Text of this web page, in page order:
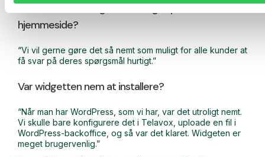
Hvorfor har du brug for en widget på din
hjemmeside?
“Vi vil gerne gøre det så nemt som muligt for alle kunder at
få svar på deres spørgsmål hurtigt.”
Var widgetten nem at installere?
“Når man har WordPress, som vi har, var det utroligt nemt.
Vi skulle bare konfigurere det i Telavox, uploade en fil i
WordPress-backoffice, og så var det klaret. Widgeten er
meget brugervenlig.”